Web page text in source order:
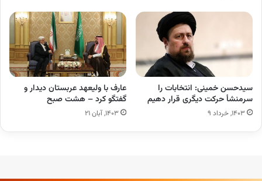
سیدحسن خمینی: انتخابات را
سرمنشأ حرکت‌ دیگری قرار دهیم
۱۴۰۳, خرداد ۹
عارف با ولیعهد عربستان دیدار و
گفتگو کرد – هشت صبح
۱۴۰۳, آبان ۲۱